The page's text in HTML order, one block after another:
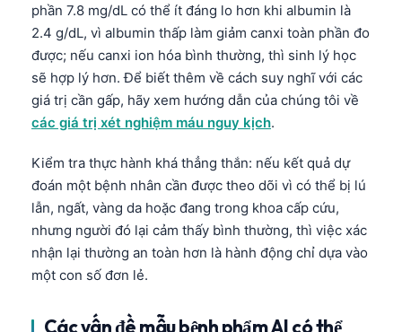
phần 7.8 mg/dL có thể ít đáng lo hơn khi albumin là
2.4 g/dL, vì albumin thấp làm giảm canxi toàn phần đo
được; nếu canxi ion hóa bình thường, thì sinh lý học
sẽ hợp lý hơn. Để biết thêm về cách suy nghĩ với các
giá trị cần gấp, hãy xem hướng dẫn của chúng tôi về
các giá trị xét nghiệm máu nguy kịch.
Kiểm tra thực hành khá thẳng thắn: nếu kết quả dự
đoán một bệnh nhân cần được theo dõi vì có thể bị lú
lẫn, ngất, vàng da hoặc đang trong khoa cấp cứu,
nhưng người đó lại cảm thấy bình thường, thì việc xác
nhận lại thường an toàn hơn là hành động chỉ dựa vào
một con số đơn lẻ.
Các vấn đề mẫu bệnh phẩm AI có thể